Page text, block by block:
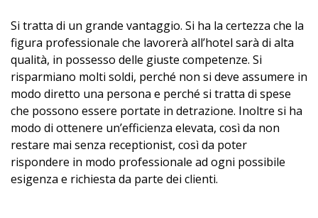
Si tratta di un grande vantaggio. Si ha la certezza che la
figura professionale che lavorerà all’hotel sarà di alta
qualità, in possesso delle giuste competenze. Si
risparmiano molti soldi, perché non si deve assumere in
modo diretto una persona e perché si tratta di spese
che possono essere portate in detrazione. Inoltre si ha
modo di ottenere un’efficienza elevata, così da non
restare mai senza receptionist, così da poter
rispondere in modo professionale ad ogni possibile
esigenza e richiesta da parte dei clienti.